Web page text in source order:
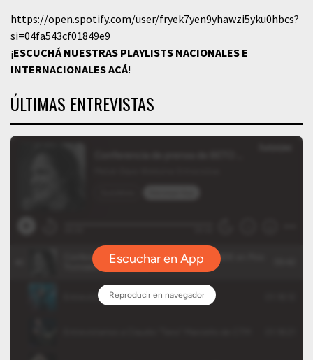
https://open.spotify.com/user/fryek7yen9yhawzi5yku0hbcs?
si=04fa543cf01849e9
¡ESCUCHÁ NUESTRAS PLAYLISTS NACIONALES E
INTERNACIONALESACÁ!
ÚLTIMAS ENTREVISTAS